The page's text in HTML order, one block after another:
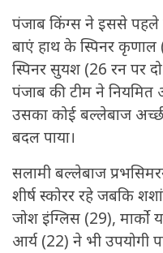
पंजाब किंग्स ने इससे पहले
बाएं हाथ के स्पिनर
स्पिनर सुयश (26 रन पर
पंजाब की टीम ने
उसका कोई बल्लेबाज
बदल पाया।
सलामी बल्लेबाज
शीर्ष स्कोरर रहे जबकि
जोश इंग्लिस (29), मार्को
आर्य (22) ने भी उपयोगी